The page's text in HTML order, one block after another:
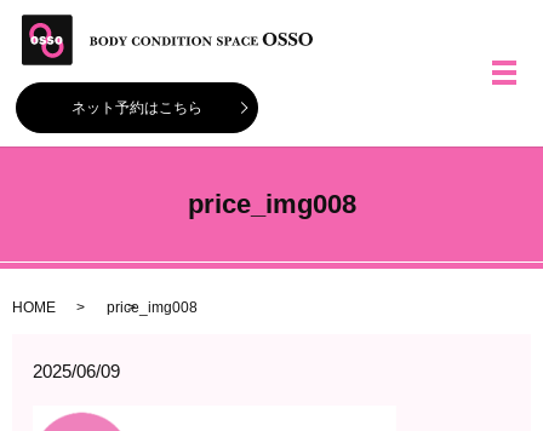
ネット予約はこちら
メ
price_img008
HOME price_img008
2025/06/09